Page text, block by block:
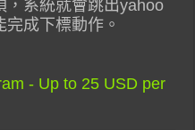
，系統就會跳出yahoo
成下標動作。